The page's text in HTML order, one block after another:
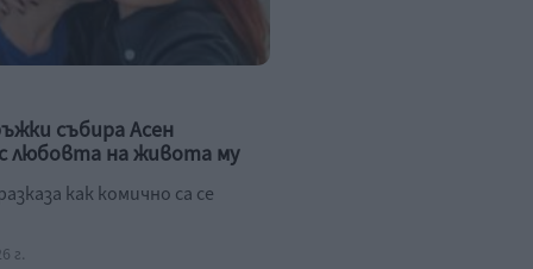
събира Асен
любовта на живота му
как комично са се
г.